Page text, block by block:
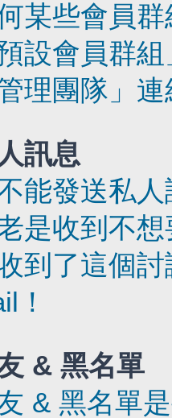
某些會員
預設會員群
管理團隊」
訊息
能發送私人
是收到不
到了這個
！
& 黑名單
& 黑名單